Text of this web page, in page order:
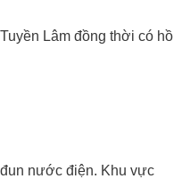
Lâm đồng thời có hồ
nước điện. Khu vực